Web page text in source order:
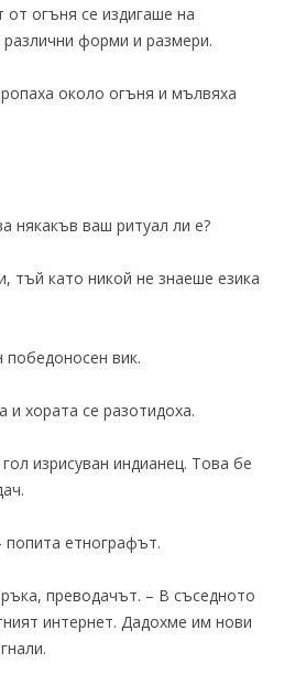
огъня се издигаше на
форми и размери.
около огъня и мълвяха
някакъв ваш ритуал ли е?
тъй като никой не знаеше езика
вик.
хората се разотидоха.
изрисуван индианец. Това бе
етнографът.
преводачът. – В съседното
интернет. Дадохме им нови